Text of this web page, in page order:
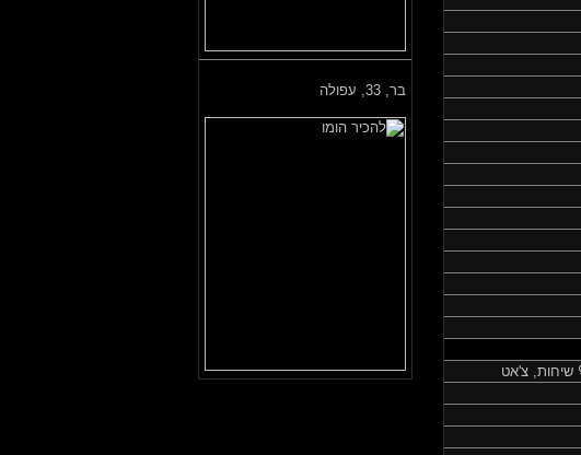
שיחות, צ'אט
בר, 33, עפולה